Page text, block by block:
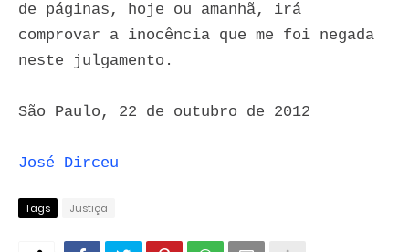
de páginas, hoje ou amanhã, irá
comprovar a inocência que me foi negada
neste julgamento.
São Paulo, 22 de outubro de 2012
José Dirceu
Tags Justiça